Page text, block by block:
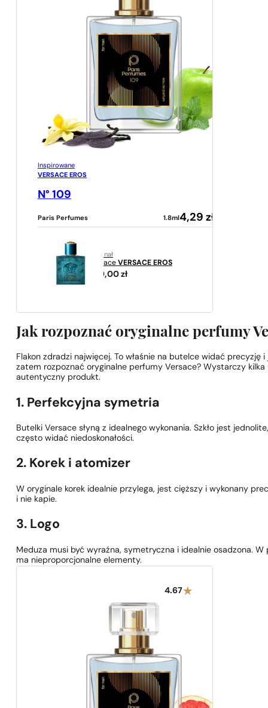
Inspirowane
VERSACE EROS
N° 109
Paris Perfumes 1.8ml4,29 zł
oryginał
Versace VERSACE EROS
599,00 zł
Jak rozpoznać oryginalne perfumy
Flakon zdradzi najwięcej. To właśnie na butelce widać
zatem rozpoznać oryginalne perfumy Versace? Wystarczy
autentyczny produkt.
1. Perfekcyjna symetria
Butelki Versace słyną z idealnego wykonania. Szkło jest
często widać niedoskonałości.
2. Korek i atomizer
W oryginale korek idealnie przylega, jest cięższy i wykonany
i nie kapie.
3. Logo
Meduza musi być wyraźna, symetryczna i idealnie osadzona.
ma nieproporcjonalne elementy.
4.67